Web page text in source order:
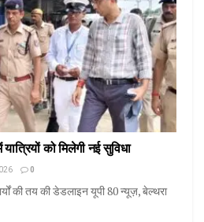
को मिलेगी नई सुविधा
0
की तय की डेडलाइन यूपी 80 न्यूज़, बेल्थरा